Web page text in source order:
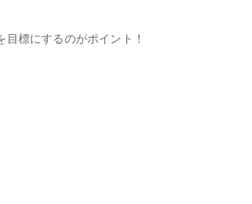
標にするのがポイント！